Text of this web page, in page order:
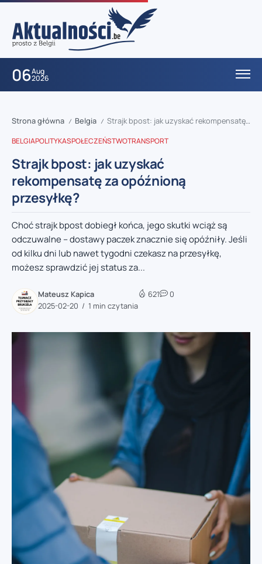
06Aug
2026
Strona główna / Belgia / Strajk bpost: jak uzyskać rekompensatę za opóźnioną przesyłkę?
BELGIAPOLITYKASPOŁECZEŃSTWOTRANSPORT
Strajk bpost: jak uzyskać
rekompensatę za opóźnioną
przesyłkę?
Choć strajk bpost dobiegł końca, jego skutki wciąż są
odczuwalne – dostawy paczek znacznie się opóźniły. Jeśli
od kilku dni lub nawet tygodni czekasz na przesyłkę,
możesz sprawdzić jej status za...
Mateusz Kapica
2025-02-20
1 min czytania
621 0